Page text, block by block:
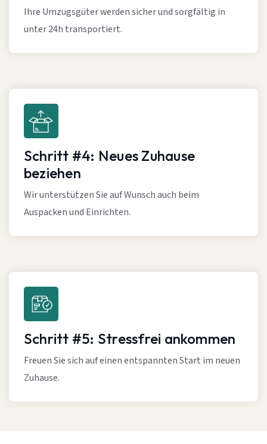
Ihre Umzugsgüter werden sicher und sorgfältig in
unter 24h transportiert.
Schritt #4: Neues Zuhause
beziehen
Wir unterstützen Sie auf Wunsch auch beim
Auspacken und Einrichten.
Schritt #5: Stressfrei ankommen
Freuen Sie sich auf einen entspannten Start im neuen
Zuhause.